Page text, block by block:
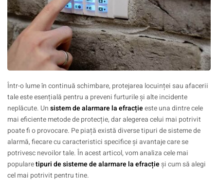
Într-o lume în continuă schimbare, protejarea locuinței sau afacerii
tale este esențială pentru a preveni furturile și alte incidente
neplăcute. Unsistem de alarmare la efracțieeste una dintre cele
mai eficiente metode de protecție, dar alegerea celui mai potrivit
poate fi o provocare. Pe piață există diverse tipuri de sisteme de
alarmă, fiecare cu caracteristici specifice și avantaje care se
potrivesc nevoilor tale. În acest articol, vom analiza cele mai
popularetipuri desisteme de alarmare la efracțieși cum să alegi
cel mai potrivit pentru tine.